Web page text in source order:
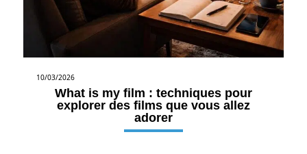
10/03/2026
What is my film : techniques pour
explorer des films que vous allez
adorer